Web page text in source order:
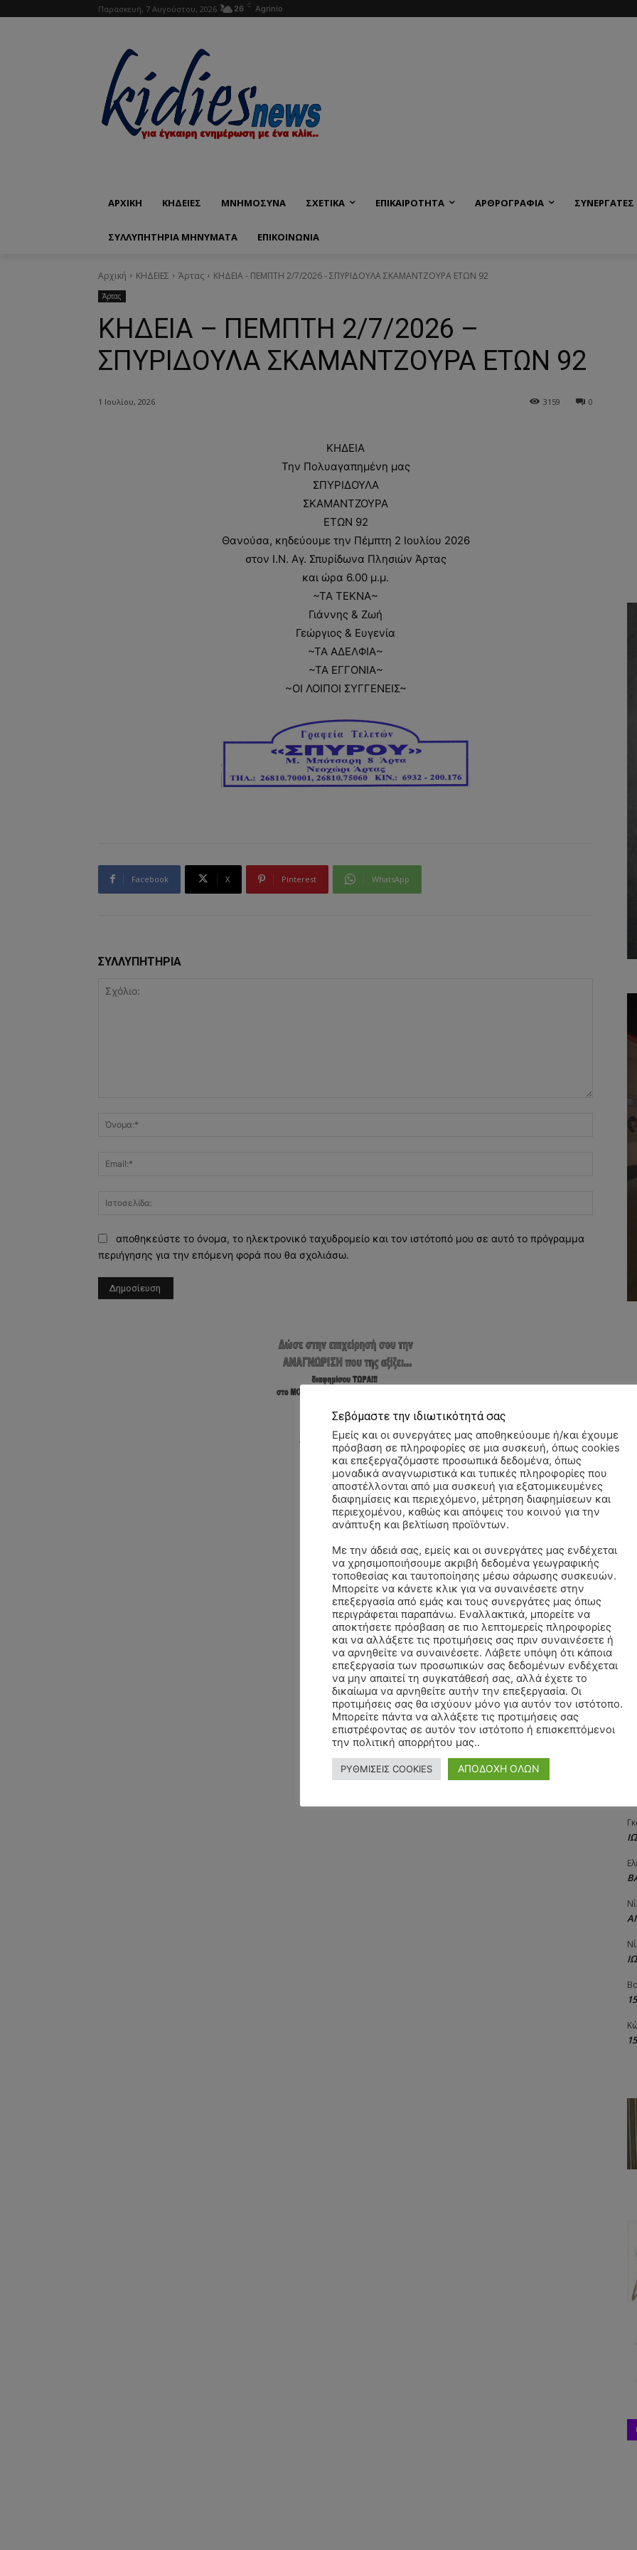
Παρασκευή, 7 Αυγούστου, 2026 26 C Agrinio
ΑΡΧΙΚΗ ΚΗΔΕΙΕΣ ΜΝΗΜΟΣΥΝΑ ΣΧΕΤΙΚΑ ΕΠΙΚΑΙΡΟΤΗΤΑ ΑΡΘΡΟΓΡΑΦΙΑ ΣΥΝΕΡΓΑΤΕΣ
ΣΥΛΛΥΠΗΤΗΡΙΑ ΜΗΝΥΜΑΤΑ ΕΠΙΚΟΙΝΩΝΊΑ
Αρχική ΚΗΔΕΙΕΣ Άρτας ΚΗΔΕΙΑ - ΠΕΜΠΤΗ 2/7/2026 - ΣΠΥΡΙΔΟΥΛΑ ΣΚΑΜΑΝΤΖΟΥΡΑ ΕΤΩΝ 92
Άρτας
ΚΗΔΕΙΑ – ΠΕΜΠΤΗ 2/7/2026 –
ΣΠΥΡΙΔΟΥΛΑ ΣΚΑΜΑΝΤΖΟΥΡΑ ΕΤΩΝ 92
1 Ιουλίου, 2026 0
3159
ΚΗΔΕΙΑ
Την Πολυαγαπημένη μας
ΣΠΥΡΙΔΟΥΛΑ
ΣΚΑΜΑΝΤΖΟΥΡΑ
ΕΤΩΝ 92
Θανούσα, κηδεύουμε την Πέμπτη 2 Ιουλίου 2026
στον Ι.Ν. Αγ. Σπυρίδωνα Πλησιών Άρτας
και ώρα 6.00 μ.μ.
~ΤΑ ΤΕΚΝΑ~
Γιάννης & Ζωή
Γεώργιος & Ευγενία
~ΤΑ ΑΔΕΛΦΙΑ~
~ΤΑ ΕΓΓΟΝΙΑ~
~ΟΙ ΛΟΙΠΟΙ ΣΥΓΓΕΝΕΙΣ~
Facebook X Pinterest WhatsApp
ΣΥΛΛΥΠΗΤΗΡΙΑ
Όνομα:*
αποθηκεύστε το όνομα, το ηλεκτρονικό ταχυδρομείο και τον ιστότοπό μου σε αυτό το πρόγραμμα
περιήγησης για την επόμενη φορά που θα σχολιάσω.
Σεβόμαστε την ιδιωτικότητά σας
Εμείς και οι συνεργάτες μας αποθηκεύουμε ή/και έχουμε
πρόσβαση σε πληροφορίες σε μια συσκευή, όπως cookies
και επεξεργαζόμαστε προσωπικά δεδομένα, όπως
μοναδικά αναγνωριστικά και τυπικές πληροφορίες που
αποστέλλονται από μια συσκευή για εξατομικευμένες
διαφημίσεις και περιεχόμενο, μέτρηση διαφημίσεων και
περιεχομένου, καθώς και απόψεις του κοινού για την
ανάπτυξη και βελτίωση προϊόντων.
Με την άδειά σας, εμείς και οι συνεργάτες μας ενδέχεται
να χρησιμοποιήσουμε ακριβή δεδομένα γεωγραφικής
τοποθεσίας και ταυτοποίησης μέσω σάρωσης συσκευών.
Μπορείτε να κάνετε κλικ για να συναινέσετε στην
επεξεργασία από εμάς και τους συνεργάτες μας όπως
περιγράφεται παραπάνω. Εναλλακτικά, μπορείτε να
αποκτήσετε πρόσβαση σε πιο λεπτομερείς πληροφορίες
και να αλλάξετε τις προτιμήσεις σας πριν συναινέσετε ή
να αρνηθείτε να συναινέσετε. Λάβετε υπόψη ότι κάποια
επεξεργασία των προσωπικών σας δεδομένων ενδέχεται
να μην απαιτεί τη συγκατάθεσή σας, αλλά έχετε το
δικαίωμα να αρνηθείτε αυτήν την επεξεργασία. Οι
προτιμήσεις σας θα ισχύουν μόνο για αυτόν τον ιστότοπο.
Μπορείτε πάντα να αλλάξετε τις προτιμήσεις σας
επιστρέφοντας σε αυτόν τον ιστότοπο ή επισκεπτόμενοι
την πολιτική απορρήτου μας..
ΡΥΘΜΙΣΕΙΣ COOKIES ΑΠΟΔΟΧΗ ΟΛΩΝ